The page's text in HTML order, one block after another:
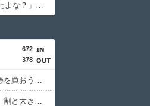
年収1500万の父が退職。父「退職金も渡したよな？」母「貯金なんてないよー」父「全部なくなったの！？」→予想外の返事に家族騒然となり…
672
378
大型書店でまだ買っていない単行本の最終巻を買おうとしたら最新刊が売り場になかった。
初めて親友Ａちゃんの家に遊びに行った時、割と大き目な飾り棚にみっちり人形が飾られてた。